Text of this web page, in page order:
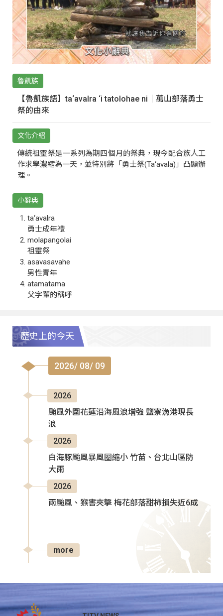
魯凱族
【魯凱族語】ta‘avalra ‘i tatolohae ni｜萬山部落勇士
祭的由來
文化介紹
傳統祖靈祭是一系列為期四個月的祭典，現今配合族人工
作求學濃縮為一天，並特別將「勇士祭(Ta‘avala)」凸顯辦
理。
小辭典
ta‘avalra
勇士成年禮
molapangolai
祖靈祭
asavasavahe
男性青年
atamatama
父字輩的稱呼
歷史上的今天
2026/ 08/ 09
2026
颱風外圍花蓮沿海風浪增強 鹽寮漁港現長
浪
2026
白海豚颱風暴風圈縮小 竹苗、台北山區防
大雨
2026
兩颱風、猴害夾擊 梅花部落甜柿損失近6成
more